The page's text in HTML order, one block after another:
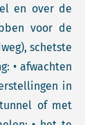
en over de
voor de
schetste
• afwachten
in
of met